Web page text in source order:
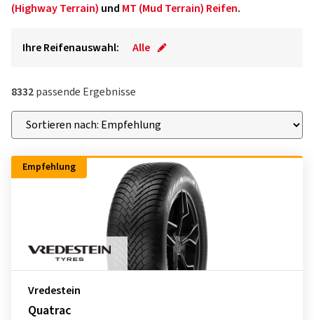
(Highway Terrain) und MT (Mud Terrain) Reifen.
Ihre Reifenauswahl: Alle
8332passende Ergebnisse
Empfehlung
Vredestein
Quatrac